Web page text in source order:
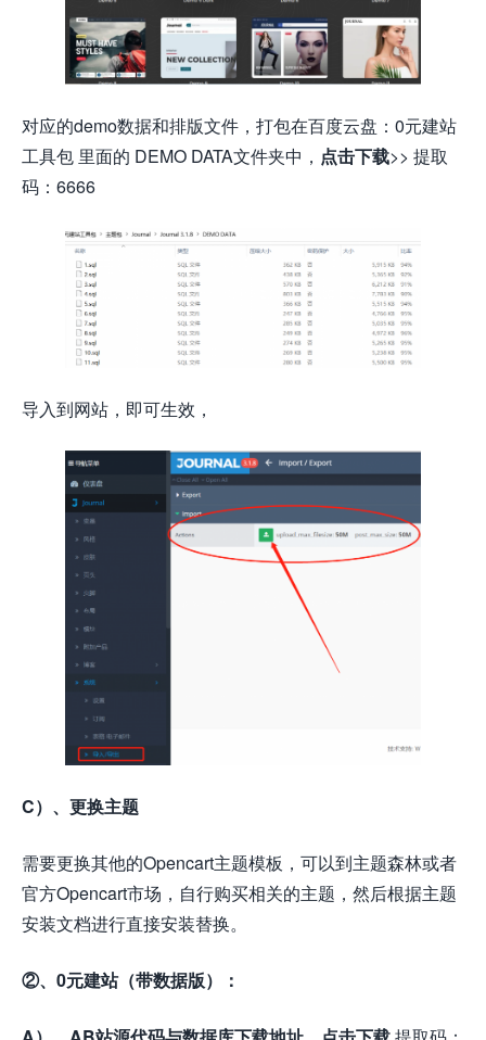
对应的demo数据和排版文件，打包在百度云盘：0元建站
工具包 里面的 DEMO DATA文件夹中， 点击下载>> 提取
码：6666
导入到网站，即可生效，
C）、更换主题
需要更换其他的Opencart主题模板，可以到主题森林或者
官方Opencart市场，自行购买相关的主题，然后根据主题
安装文档进行直接安装替换。
②、0元建站（带数据版）：